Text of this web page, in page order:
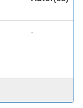
-